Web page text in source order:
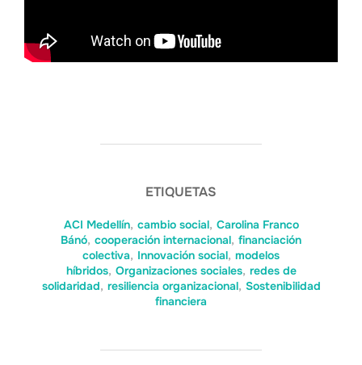
ETIQUETAS
ACI Medellín, cambio social, Carolina Franco
Bánó, cooperación internacional, financiación
colectiva, Innovación social, modelos
híbridos, Organizaciones sociales, redes de
solidaridad, resiliencia organizacional, Sostenibilidad
financiera